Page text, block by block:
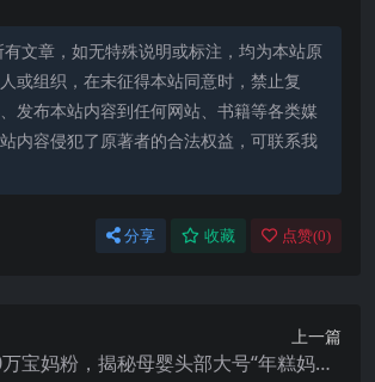
文章，如无特殊说明或标注，均为本站原
或组织，在未征得本站同意时，禁止复
发布本站内容到任何网站、书籍等各类媒
内容侵犯了原著者的合法权益，可联系我
分享 收藏 点赞(0)
上一篇
宝妈粉，揭秘母婴头部大号“年糕妈妈”